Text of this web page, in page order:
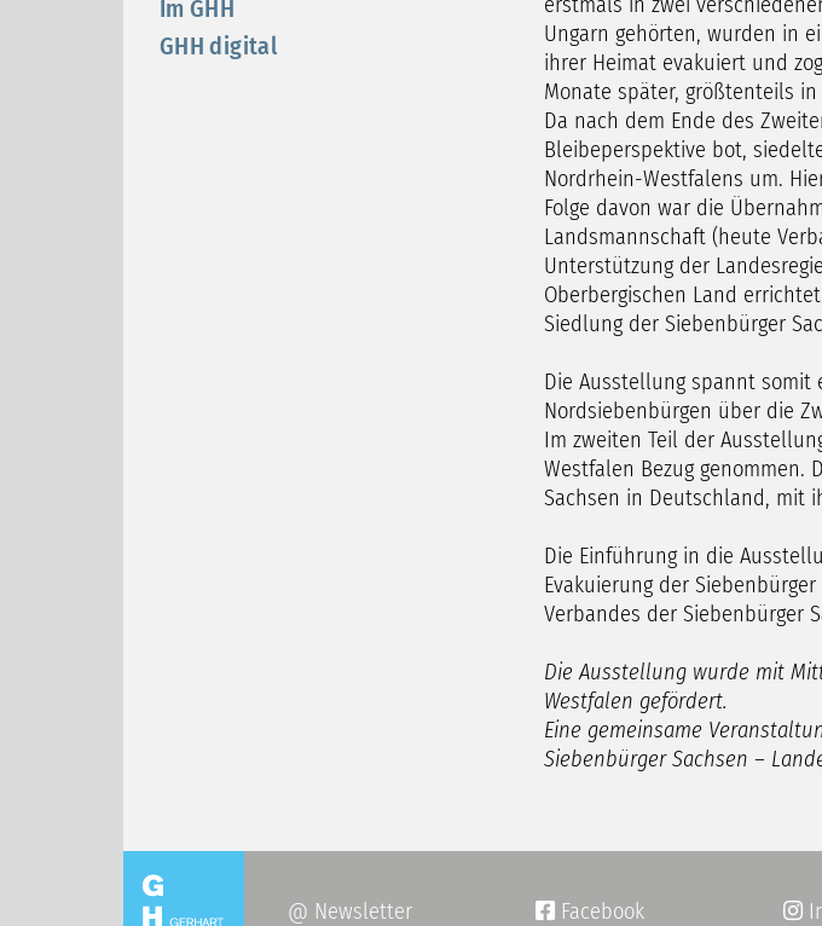
Im GHH
GHH digital
Ungarn gehörten, wurden in
ihrer Heimat evakuiert und
Monate später, größtenteils
Da nach dem Ende des
Bleibeperspektive bot,
Nordrhein-Westfalens um.
Folge davon war die
Landsmannschaft (heute
Unterstützung der
Oberbergischen Land
Siedlung der Siebenbürger
Die Ausstellung spannt somit
Nordsiebenbürgen über die
Im zweiten Teil der
Westfalen Bezug genommen.
Sachsen in Deutschland, mit
Die Einführung in die
Evakuierung der
Verbandes der Siebenbürger
Die Ausstellung wurde mit
Westfalen gefördert.
Eine gemeinsame
Siebenbürger Sachsen –
@ Newsletter  Facebook 